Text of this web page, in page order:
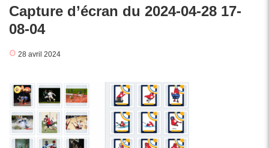
Capture d’écran du 2024-04-28 17-
08-04
28 avril 2024